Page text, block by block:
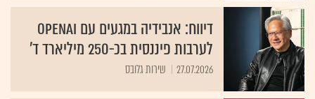
דיווח: אנבידיה במגעים עם OpenAI
לערבות פיננסית בכ-250 מיליארד ד'
27.07.2026 שירות גלובס